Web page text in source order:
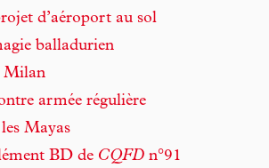
d’aéroport au sol
balladurien
Milan
armée régulière
Mayas
BD de CQFD n°91